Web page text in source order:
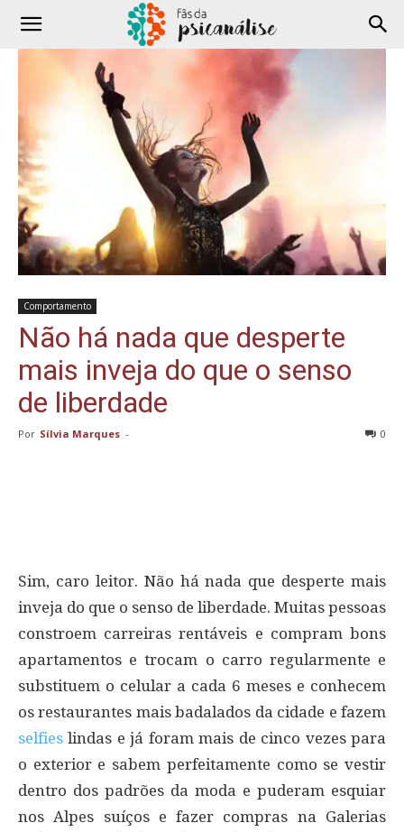
Comportamento
Não há nada que desperte
mais inveja do que o senso
de liberdade
Por Sílvia Marques - 0
Sim, caro leitor. Não há nada que desperte mais
inveja do que o senso de liberdade. Muitas pessoas
constroem carreiras rentáveis e compram bons
apartamentos e trocam o carro regularmente e
substituem o celular a cada 6 meses e conhecem
os restaurantes mais badalados da cidade e fazem
selfies lindas e já foram mais de cinco vezes para
o exterior e sabem perfeitamente como se vestir
dentro dos padrões da moda e puderam esquiar
nos Alpes suíços e fazer compras na Galerias